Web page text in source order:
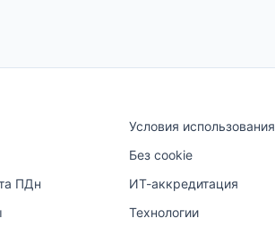
Условия использования
Без cookie
ПДн
ИТ-аккредитация
Технологии